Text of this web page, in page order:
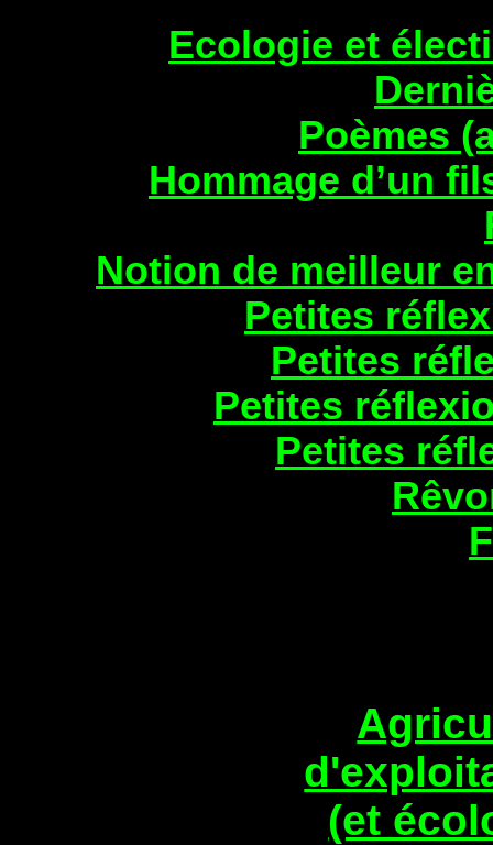
Ecologie et
Poèmes
Hommage d’un
Notion de meilleur
Petites
Petites
Petites
Petites
(et